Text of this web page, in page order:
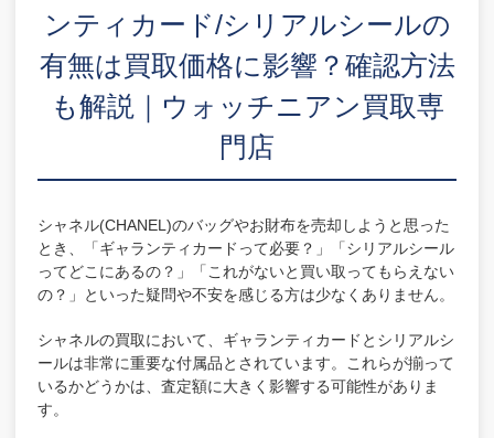
お問い合わせ
お気軽にご相談ください
0120-954-800
(11:00～20:00年中無休)
メール査定はこちらから
ンティカード/シリアルシールの
有無は買取価格に影響？確認方法
も解説｜ウォッチニアン買取専
門店
シャネル(CHANEL)のバッグやお財布を売却しようと思った
とき、「ギャランティカードって必要？」「シリアルシール
ってどこにあるの？」「これがないと買い取ってもらえない
の？」といった疑問や不安を感じる方は少なくありません。
シャネルの買取において、ギャランティカードとシリアルシ
ールは非常に重要な付属品とされています。これらが揃って
いるかどうかは、査定額に大きく影響する可能性がありま
す。